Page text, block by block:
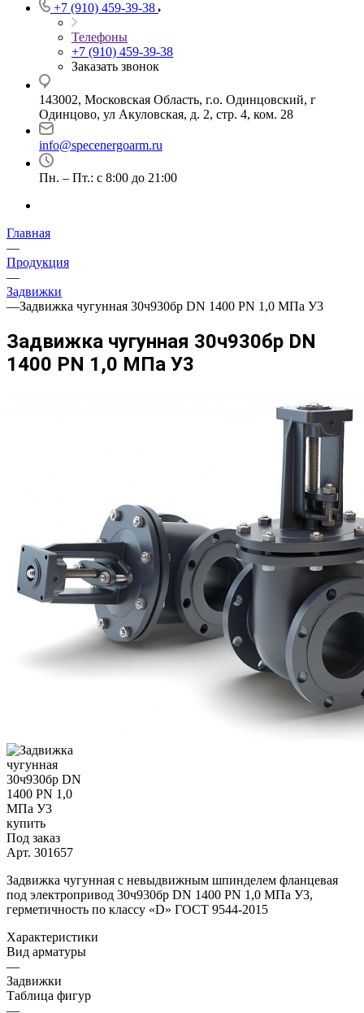
+7 (910) 459-39-38
Телефоны
+7 (910) 459-39-38
Заказать звонок
143002, Московская Область, г.о. Одинцовский, г
Одинцово, ул Акуловская, д. 2, стр. 4, ком. 28
info@specenergoarm.ru
Пн. – Пт.: с 8:00 до 21:00
Главная
—
Продукция
—
Задвижки
—Задвижка чугунная 30ч930бр DN 1400 PN 1,0 МПа У3
Задвижка чугунная 30ч930бр DN
1400 PN 1,0 МПа У3
Под заказ
Арт. 301657
Задвижка чугунная с невыдвижным шпинделем фланцевая
под электропривод 30ч930бр DN 1400 PN 1,0 МПа У3,
герметичность по классу «D» ГОСТ 9544-2015
Характеристики
Вид арматуры
—
Задвижки
Таблица фигур
—